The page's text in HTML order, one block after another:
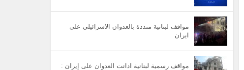
مواقف لبنانية منددة بالعدوان الاسرائيلي على
ايران
مواقف رسمية لبنانية ادانت العدوان على إيران :